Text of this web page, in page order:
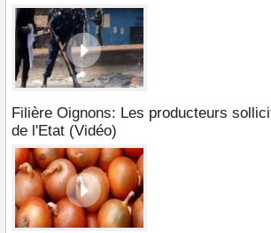
Filière Oignons: Les producteurs
de l'Etat (Vidéo)